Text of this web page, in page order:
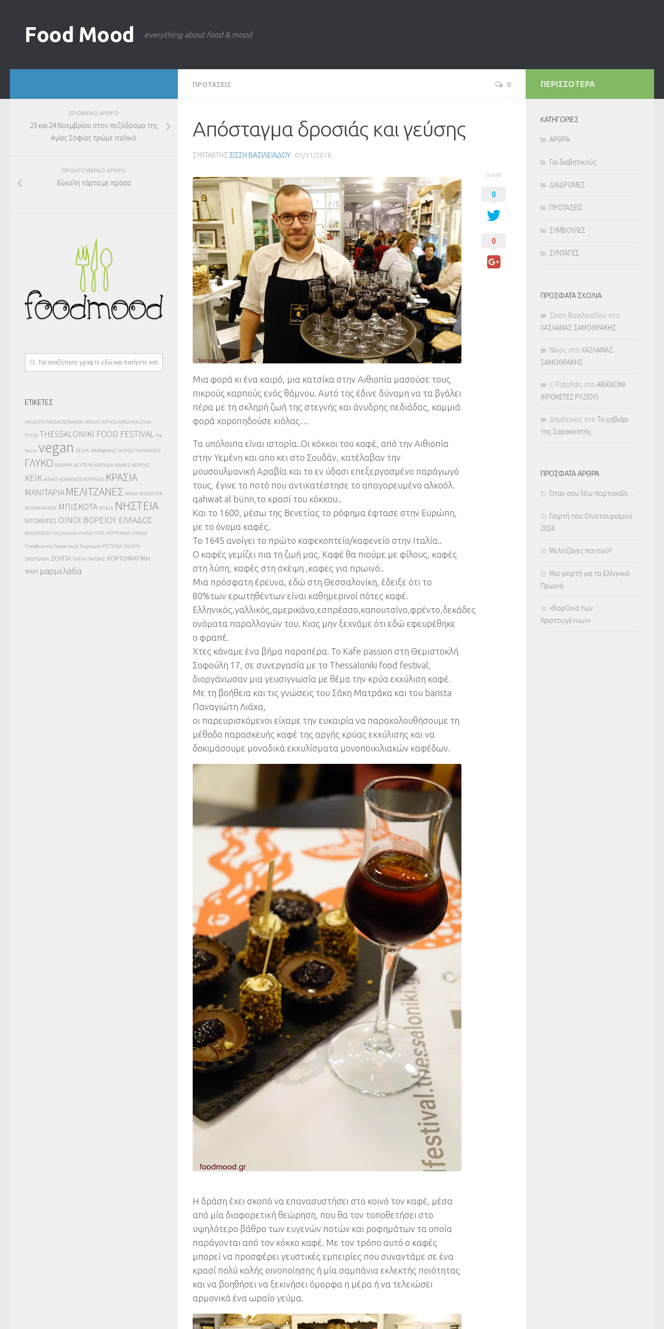
Food Mood everything about food & mood
ΠΡΟΤΑΣΕΙΣ 0
Απόσταγμα δροσιάς και γεύσης
ΣΥΝΤΑΚΤΗΣ ΣΙΣΣΗ ΒΑΣΙΛΕΙΑΔΟΥ · 01/11/2018
Mια φορά κι ένα καιρό, μια κατσίκα στην Αιθιοπία μασούσε τους
πικρούς καρπούς ενός θάμνου. Αυτό της έδινε δύναμη να τα βγάλει
πέρα με τη σκληρή ζωή της στεγνής και άνυδρης πεδιάδας, καμμιά
φορά χοροπηδούσε κιόλας…
Τα υπόλοιπα είναι ιστορία..Οι κόκκοι του καφέ, από την Αιθιοπία
στην Υεμένη και απο κει στο Σουδάν, κατέλαβαν την
μουσουλμανική Αραβία και το εν ύδασι επεξεργασμένο παράγωγό
τους, έγινε το ποτό που αντικατέστησε το απαγορευμένο αλκοόλ.
qahwat al bünn,το κρασί του κόκκου..
Και το 1600, μέσω της Βενετίας το ρόφημα έφτασε στην Ευρώπη,
με το όνομα καφές.
Το 1645 ανοίγει το πρώτο καφεκοπτείο/καφενείο στην Ιταλία..
Ο καφές γεμίζει πια τη ζωή μας. Καφέ θα πιούμε με φίλους, καφές
στη λύπη, καφές στη σκέψη ,καφες για πρωινό..
Μια πρόσφατη έρευνα, εδώ στη Θεσσαλονίκη, έδειξε ότι το
80%των ερωτηθέντων είναι καθημερινοί πότες καφέ.
Ελληνικός,γαλλικός,αμερικάνο,εσπρέσσο,καπουτσίνο,φρέντο,δεκάδες
ονόματα παραλλαγών του. Κιας μην ξεχνάμε ότι εδώ εφευρέθηκε
ο φραπέ.
Χτες κάναμε ένα βήμα παραπέρα. Το Kafe passion στη Θεμιστοκλή
Σοφούλη 17, σε συνεργασία με το Τhessaloniki food festival,
διοργάνωσαν μια γευσιγνωσία με θέμα την κρύα εκχύλιση καφέ.
Με τη βοήθεια και τις γνώσεις του Σάκη Ματράκα και του barista
Παναγιώτη Λιάχα,
οι παρευρισκόμενοι είχαμε την ευκαιρία να παρακολουθήσουμε τη
μέθοδο παρασκευής καφέ της αργής κρύας εκχύλισης και να
δοκιμάσουμε μοναδικά εκχυλίσματα μονοποικιλιακών καφέδων.
Η δράση έχει σκοπό να επανασυστήσει στο κοινό τον καφέ, μέσα
από μία διαφορετική θεώρηση, που θα τον τοποθετήσει στο
υψηλότερο βάθρο των ευγενών ποτών και ροφημάτων τα οποία
παράγονται από τον κόκκο καφέ. Με τον τρόπο αυτό ο καφές
μπορεί να προσφέρει γευστικές εμπειρίες που συναντάμε σε ένα
κρασί πολύ καλής οινοποίησης ή μία σαμπάνια εκλεκτής ποιότητας
και να βοηθήσει να ξεκινήσει όμορφα η μέρα ή να τελειώσει
αρμονικά ένα ωραίο γεύμα.
SHARE
0
0
ΕΠΟΜΕΝΟ ΑΡΘΡΟ
23 και 24 Νοεμβρίου στον πεζόδρομο της
Αγίας Σοφίας τρώμε ιταλικά.
ΠΡΟΗΓΟΥΜΕΝΟ ΑΡΘΡΟ
Εύκολη τάρτα με πράσα
ΕΤΙΚΕΤΕΣ
HELEXPO MEGAOSTRAKON MOUNT ATHOS AREA KOUZINA
PIZZA THESSALONIKI FOOD FESTIVAL Tre
Marie vegan VESPA ΒΑΜΒΑΚΗΣ ΓΑΥΡΟΣ ΤΗΓΑΝΗΤΟΣ
ΓΛΥΚΟ ΚΑΘΑΡΑ ΔΕΥΤΕΡΑ ΚΑΡΥΔΙΑ ΚΑΦΕΣ ΚΕΧΡΗΣ
ΚΕΪΚ ΚΙΜΑΣ ΚΟΚΚΙΝΟΣ ΦΟΥΡΝΟΣ ΚΡΑΣΙΑ
ΜΑΝΙΤΑΡΙΑ ΜΕΛΙΤΖΑΝΕΣ ΜΗΛΑ ΜΗΛΟΠΙΤΑ
ΜΠΑΚΑΛΙΑΡΟΣ ΜΠΙΣΚΟΤΑ ΜΥΔΙΑ ΝΗΣΤΕΙΑ
ΝΤΟΜΑΤΕΣ ΟΙΝΟΙ ΒΟΡΕΙΟΥ ΕΛΛΑΔΟΣ
ΟΙΝΟΠΟΙΕΙΟ ΠΑΣΧΑΛΙΝΑ ΠΗΛΙΟ ΠΙΤΑ ΠΟΡΤΟΚΑΛΙ ΠΡΑΣΑ
Προαθωνικός Οργανισμός Τουρισμού ΡΕΤΣΙΝΑ ΣΑΛΑΤΑ
ΣΚΟΡΔΑΛΙΑ ΣΟΥΠΑ ΤΑΧΙΝΙ ΧΑΛΒΑΣ ΧΟΡΤΟΦΑΓΙΚΗ
ΨΑΡΙ μαρμελάδα
ΠΕΡΙΣΣΟΤΕΡΑ
KΑΤΗΓΟΡΙΕΣ
ΑΡΘΡΑ
Για διαβητικούς
ΔΙΑΔΡΟΜΕΣ
ΠΡΟΤΑΣΕΙΣ
ΣΥΜΒΟΥΛΕΣ
ΣΥΝΤΑΓΕΣ
ΠΡΟΣΦΑΤΑ ΣΧΟΛΙΑ
Σίσση Βασιλειάδου στο
ΧΑΣΛΑΜΑΣ ΣΑΜΟΘΡΑΚΗΣ
Νίκος στο ΧΑΣΛΑΜΑΣ
ΣΑΜΟΘΡΑΚΗΣ
C Pistofidis στο ARANCINI
(ΚΡΟΚΕΤΕΣ ΡΥΖΙΟΥ)
Δημήτριος στο Το χαβιάρι
της Σαρακοστής
ΠΡΟΣΦΑΤΑ ΑΡΘΡΑ
Όταν σου λέω πορτοκάλι …
Γιορτή του Οινοτουρισμού
2024
Μελιτζάνες παντού!!
Μια γιορτή για το Ελληνικό
Πρωινό
«ΒορΟινά των
Χριστουγέννων»